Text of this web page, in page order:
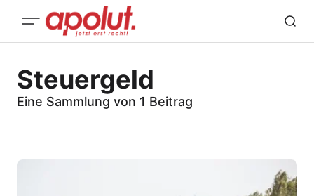
Steuergeld
Eine Sammlung von 1 Beitrag